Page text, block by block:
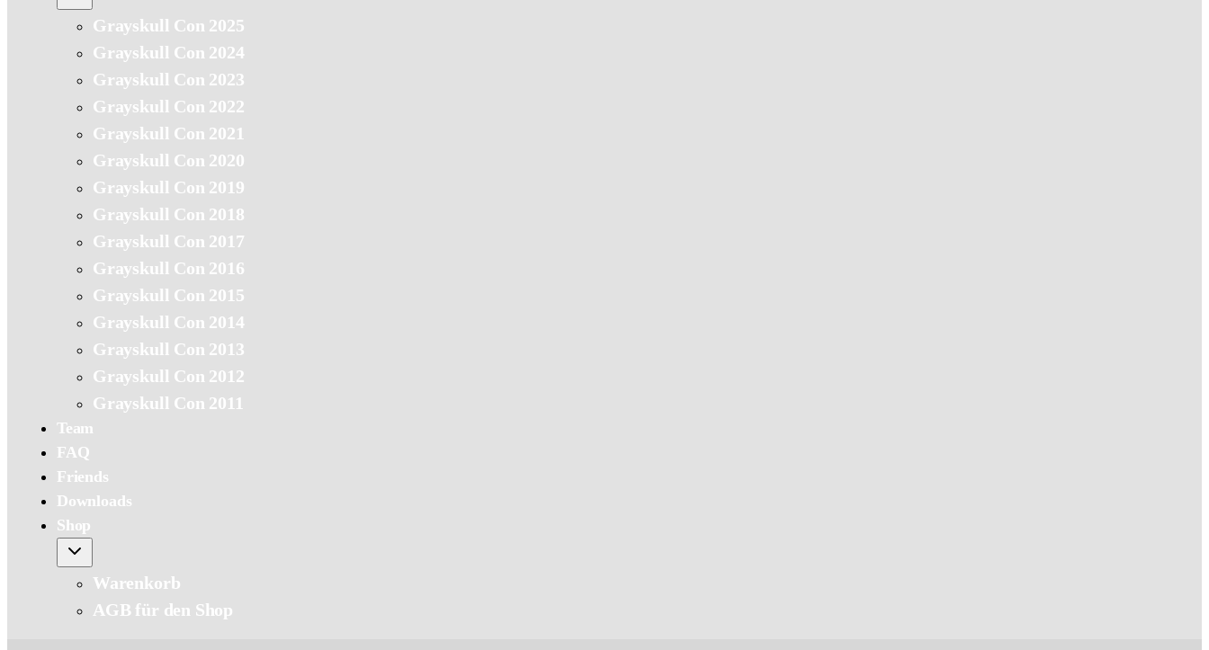
Grayskull Con 2025
Grayskull Con 2024
Grayskull Con 2023
Grayskull Con 2022
Grayskull Con 2021
Grayskull Con 2020
Grayskull Con 2019
Grayskull Con 2018
Grayskull Con 2017
Grayskull Con 2016
Grayskull Con 2015
Grayskull Con 2014
Grayskull Con 2013
Grayskull Con 2012
Grayskull Con 2011
Team
FAQ
Friends
Downloads
Shop
Warenkorb
AGB für den Shop